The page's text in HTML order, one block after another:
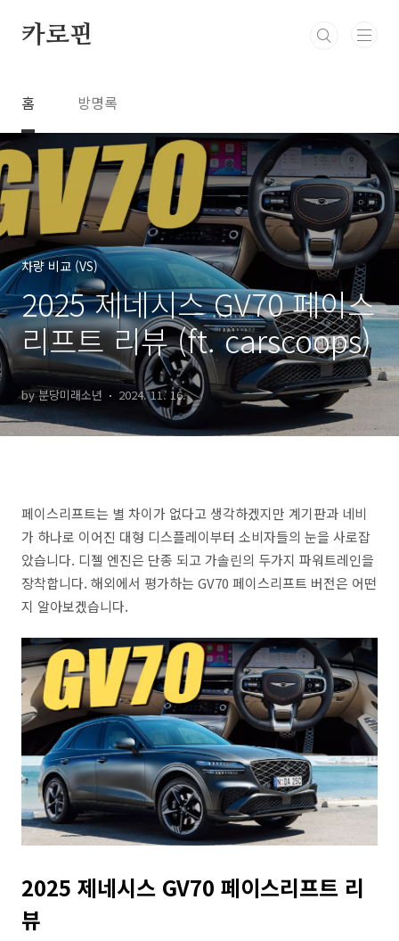
카로핀
홈 방명록
차량 비교 (VS)
2025 제네시스 GV70 페이스
리프트 리뷰 (ft. carscoops)
by 분당미래소년 2024. 11. 16.
페이스리프트는 별 차이가 없다고 생각하겠지만 계기판과 네비
가 하나로 이어진 대형 디스플레이부터 소비자들의 눈을 사로잡
았습니다. 디젤 엔진은 단종 되고 가솔린의 두가지 파워트레인을
장착합니다. 해외에서 평가하는 GV70 페이스리프트 버전은 어떤
지 알아보겠습니다.
2025 제네시스 GV70 페이스리프트 리
뷰